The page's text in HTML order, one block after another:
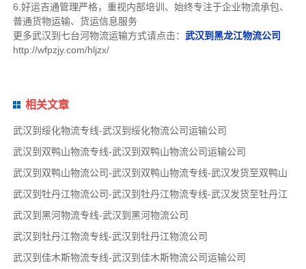
6.好运吉通管理严格，重视内部培训、始终专注于企业物流承包、
普通货物运输、货运信息服务
更多武汉到七台河物流运输方式请点击： 武汉到黑龙江物流公司
http://wfpzjy.com/hljzx/
相关文章
武汉到绥化物流专线-武汉到绥化物流公司运输公司
武汉到双鸭山物流专线-武汉到双鸭山物流公司运输公司
武汉到双鸭山物流公司-武汉到双鸭山物流专线-武汉发货至双鸭山
武汉到牡丹江物流公司-武汉到牡丹江物流专线-武汉发货至牡丹江
武汉到黑河物流专线-武汉到黑河物流公司
武汉到牡丹江物流专线-武汉到牡丹江物流公司
武汉到佳木斯物流专线-武汉到佳木斯物流公司运输公司